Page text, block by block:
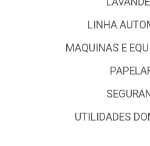
LINHA
MAQUINAS E
UTILIDADES